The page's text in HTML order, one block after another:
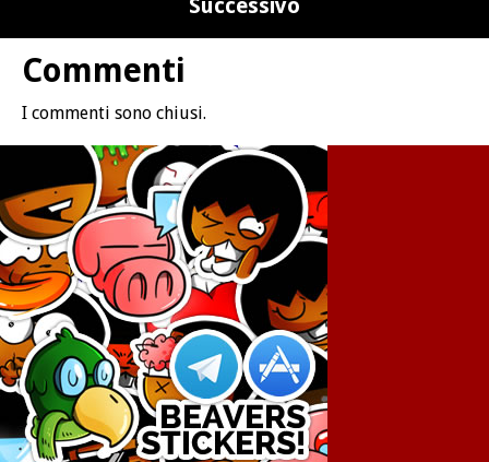
Successivo
Commenti
I commenti sono chiusi.